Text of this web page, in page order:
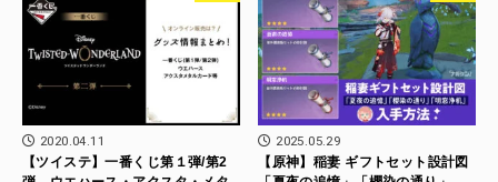
2020.04.11
【ツイステ】一番くじ第１弾/第2
2025.05.29
【原神】稲妻 ギフトセット設計図